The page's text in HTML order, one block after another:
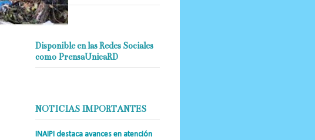
Disponible en las Redes Sociales
como PrensaUnicaRD
NOTICIAS IMPORTANTES
INAIPI destaca avances en atención